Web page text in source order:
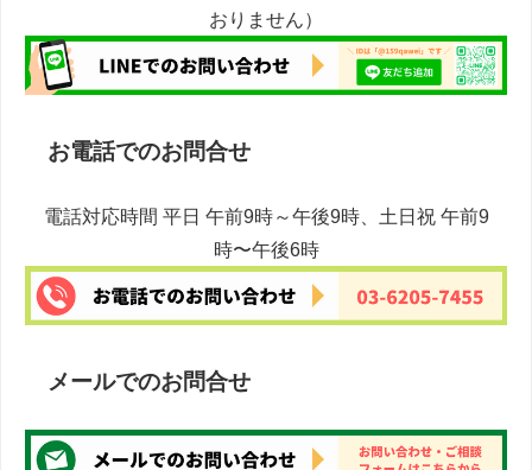
おりません）
お電話でのお問合せ
電話対応時間 平日 午前9時～午後9時、土日祝 午前9
時〜午後6時
メールでのお問合せ